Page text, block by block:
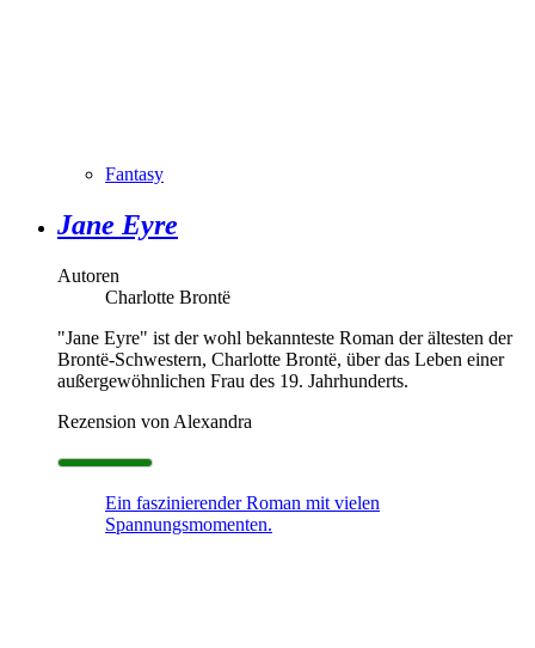
Fantasy
Jane Eyre
Autoren
Charlotte Brontë
"Jane Eyre" ist der wohl bekannteste Roman der ältesten der
Brontë-Schwestern, Charlotte Brontë, über das Leben einer
außergewöhnlichen Frau des 19. Jahrhunderts.
Rezension von Alexandra
Ein faszinierender Roman mit vielen
Spannungsmomenten.